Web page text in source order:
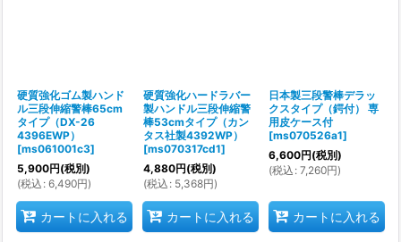
硬質強化ゴム製ハンド
ル三段伸縮警棒65cm
タイプ（DX-26
4396EWP）
[ms061001c3]
5,900円(税別)
(税込 : 6,490円)
カートに入れる
硬質強化ハードラバー
製ハンドル三段伸縮警
棒53cmタイプ（カン
タス社製4392WP）
[ms070317cd1]
4,880円(税別)
(税込 : 5,368円)
カートに入れる
日本製三段警棒デラッ
クスタイプ（鍔付） 専
用皮ケース付
[ms070526a1]
6,600円(税別)
(税込 : 7,260円)
カートに入れる